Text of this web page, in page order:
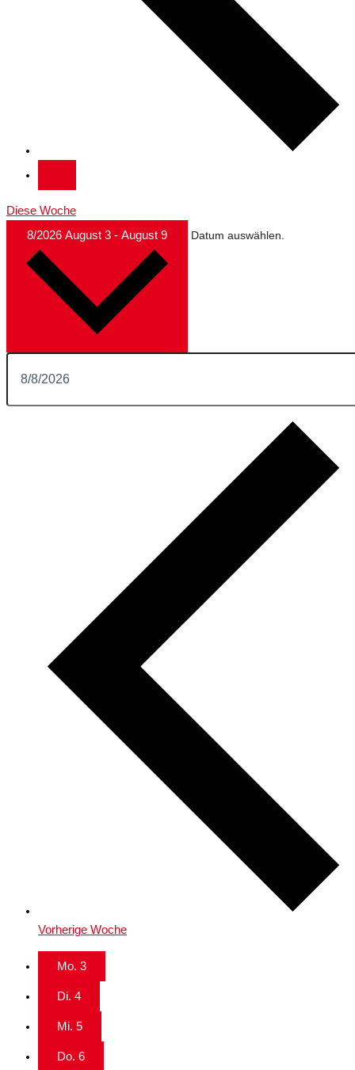
Diese Woche
8/2026 August 3 - August 9 Datum auswählen.
Vorherige Woche
Mo. 3
Di. 4
Mi. 5
Do. 6